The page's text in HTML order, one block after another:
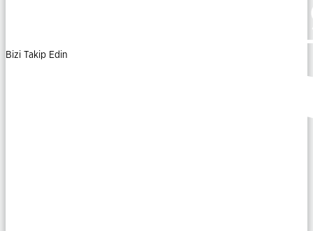
Bizi Takip Edin